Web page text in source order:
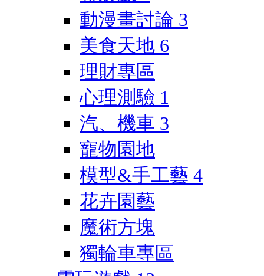
動漫畫討論 3
美食天地 6
理財專區
心理測驗 1
汽、機車 3
寵物園地
模型&手工藝 4
花卉園藝
魔術方塊
獨輪車專區